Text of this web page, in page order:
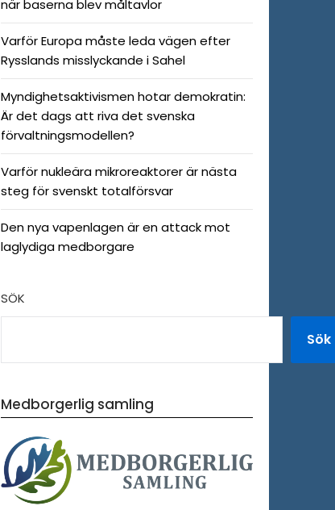
när baserna blev måltavlor
Varför Europa måste leda vägen efter
Rysslands misslyckande i Sahel
Myndighetsaktivismen hotar demokratin:
Är det dags att riva det svenska
förvaltningsmodellen?
Varför nukleära mikroreaktorer är nästa
steg för svenskt totalförsvar
Den nya vapenlagen är en attack mot
laglydiga medborgare
SÖK
Sök
Medborgerlig samling